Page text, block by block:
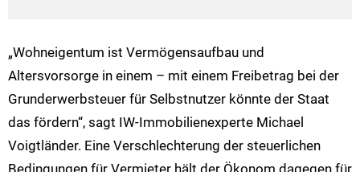
„Wohneigentum ist Vermögensaufbau und
Altersvorsorge in einem – mit einem Freibetrag bei der
Grunderwerbsteuer für Selbstnutzer könnte der Staat
das fördern“, sagt IW-Immobilienexperte Michael
Voigtländer. Eine Verschlechterung der steuerlichen